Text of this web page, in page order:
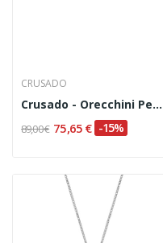
CRUSADO
Crusado - Orecchini Perle Acqua Dolce 4,5/5 Mm
89,00 € 75,65 € -15%